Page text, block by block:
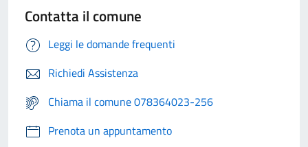
Contatta il comune
Leggi le domande frequenti
Richiedi Assistenza
Chiama il comune 078364023-256
Prenota un appuntamento